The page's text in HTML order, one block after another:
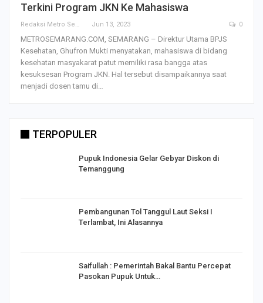
Terkini Program JKN Ke Mahasiswa
Redaksi Metro Semarang Jun 13, 2023 0
METROSEMARANG.COM, SEMARANG – Direktur Utama BPJS
Kesehatan, Ghufron Mukti menyatakan, mahasiswa di bidang
kesehatan masyakarat patut memiliki rasa bangga atas
kesuksesan Program JKN. Hal tersebut disampaikannya saat
menjadi dosen tamu di…
TERPOPULER
Pupuk Indonesia Gelar Gebyar Diskon di
Temanggung
Pembangunan Tol Tanggul Laut Seksi I
Terlambat, Ini Alasannya
Saifullah : Pemerintah Bakal Bantu Percepat
Pasokan Pupuk Untuk…